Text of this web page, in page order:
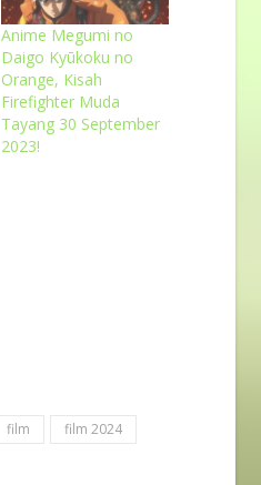
Anime Megumi no
Daigo Kyūkoku no
Orange, Kisah
Firefighter Muda
Tayang 30 September
2023!
film
film 2024